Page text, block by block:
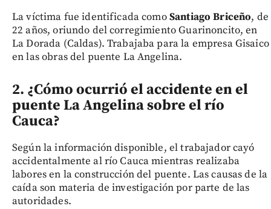
La víctima fue identificada comoSantiago Briceño, de
22 años, oriundo del corregimiento Guarinoncito, en
La Dorada (Caldas). Trabajaba para la empresa Gisaico
en las obras del puente La Angelina.
2. ¿Cómo ocurrió el accidente en el
puente La Angelina sobre el río
Cauca?
Según la información disponible, el trabajador cayó
accidentalmente al río Cauca mientras realizaba
labores en la construcción del puente. Las causas de la
caída son materia de investigación por parte de las
autoridades.